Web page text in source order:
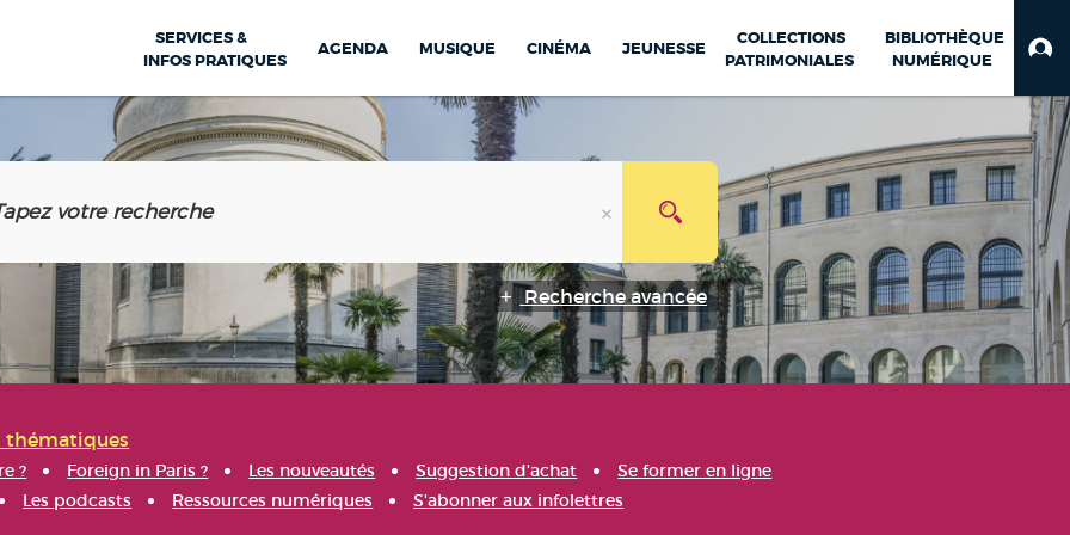
SERVICES &
INFOS PRATIQUES
AGENDA MUSIQUE CINÉMA JEUNESSE
COLLECTIONS
PATRIMONIALES
BIBLIOTHÈQUE
NUMÉRIQUE
Recherche avancée
thématiques
? Foreign in Paris ? Les nouveautés Suggestion d'achat
Se former en ligne
Les podcasts Ressources numériques S'abonner aux infolettres